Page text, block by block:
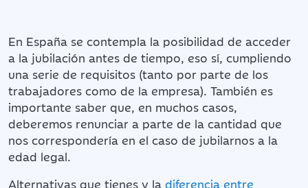
En España se contempla la posibilidad de acceder
a la jubilación antes de tiempo, eso sí, cumpliendo
una serie de requisitos (tanto por parte de los
trabajadores como de la empresa). También es
importante saber que, en muchos casos,
deberemos renunciar a parte de la cantidad que
nos correspondería en el caso de jubilarnos a la
edad legal.
Alternativas que tienes y la diferencia entre